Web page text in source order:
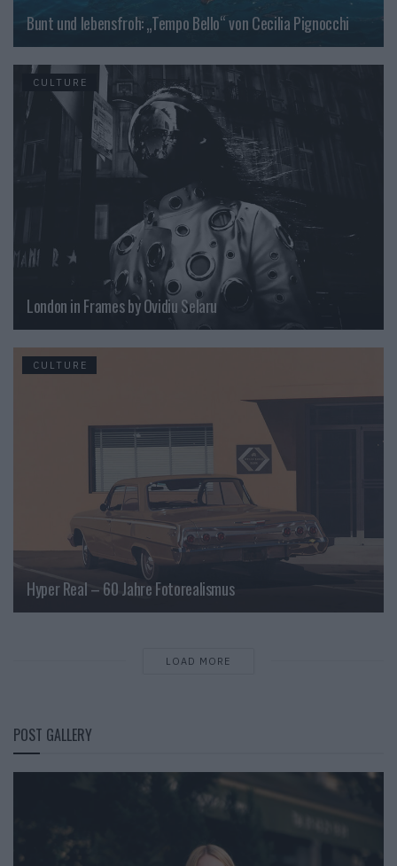
Bunt und lebensfroh: „Tempo Bello“ von Cecilia Pignocchi
CULTURE
London in Frames by Ovidiu Selaru
CULTURE
Hyper Real – 60 Jahre Fotorealismus
LOAD MORE
POST GALLERY